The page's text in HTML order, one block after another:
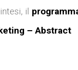
il
– Abstract